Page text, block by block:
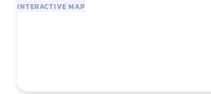
INTERACTIVE MAP